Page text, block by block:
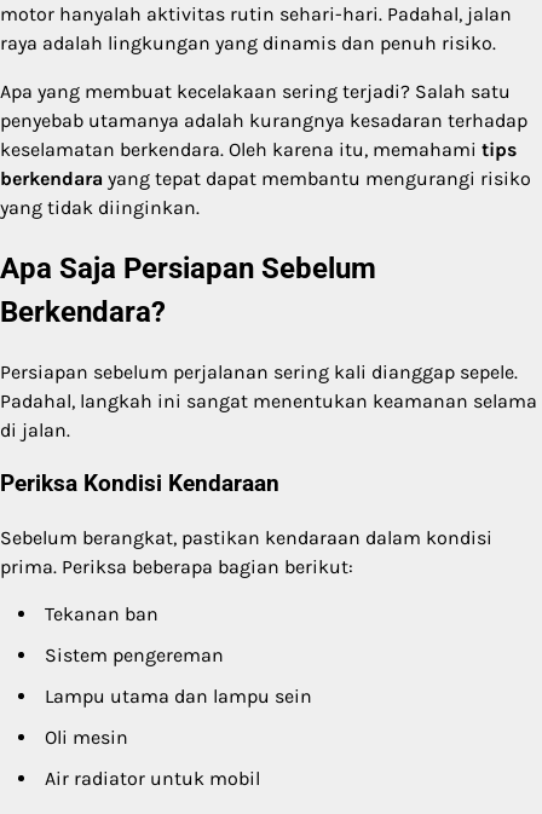
motor hanyalah aktivitas rutin sehari-hari. Padahal, jalan
raya adalah lingkungan yang dinamis dan penuh risiko.
Apa yang membuat kecelakaan sering terjadi? Salah satu
penyebab utamanya adalah kurangnya kesadaran terhadap
keselamatan berkendara. Oleh karena itu, memahami tips
berkendara yang tepat dapat membantu mengurangi risiko
yang tidak diinginkan.
Apa Saja Persiapan Sebelum
Berkendara?
Persiapan sebelum perjalanan sering kali dianggap sepele.
Padahal, langkah ini sangat menentukan keamanan selama
di jalan.
Periksa Kondisi Kendaraan
Sebelum berangkat, pastikan kendaraan dalam kondisi
prima. Periksa beberapa bagian berikut:
Tekanan ban
Sistem pengereman
Lampu utama dan lampu sein
Oli mesin
Air radiator untuk mobil